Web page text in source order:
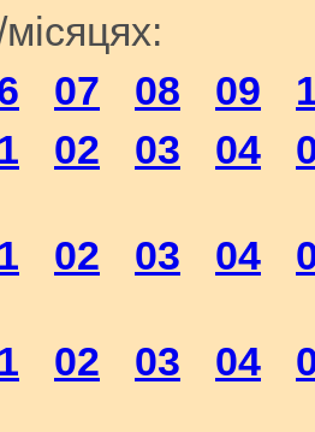
07 08 09
02 03 04
02 03 04
02 03 04